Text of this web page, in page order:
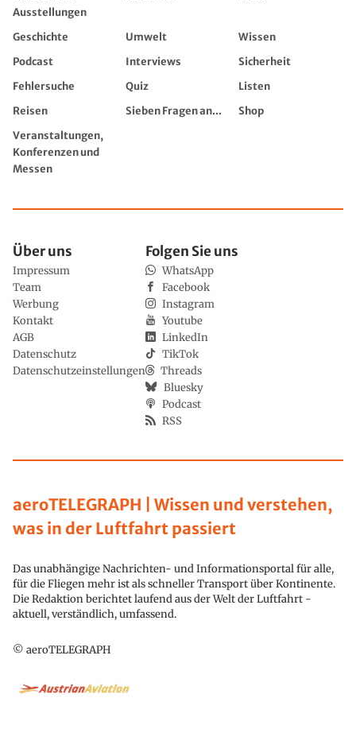
Ausstellungen
Geschichte Umwelt
Wissen
Podcast
Interviews
Sicherheit
Fehlersuche
Quiz
Listen
Reisen
Sieben Fragen an...
Shop
Veranstaltungen,
Konferenzen und
Messen
aeroTELEGRAPH | Wissen und verstehen,
was in der Luftfahrt passiert
Das unabhängige Nachrichten- und Informationsportal für alle,
für die Fliegen mehr ist als schneller Transport über Kontinente.
Die Redaktion berichtet laufend aus der Welt der Luftfahrt -
aktuell, verständlich, umfassend.
© aeroTELEGRAPH
Über uns
Impressum
Team
Werbung
Kontakt
AGB
Datenschutz
Datenschutzeinstellungen
Folgen Sie uns
WhatsApp
Facebook
Instagram
Youtube
LinkedIn
TikTok
Threads
Bluesky
Podcast
RSS